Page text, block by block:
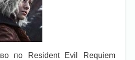
по Resident Evil Requiem